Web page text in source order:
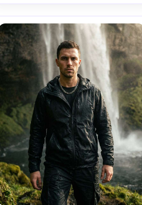
R5, 50mm f/1.2, encuadre medio
cuerpo, textura de piel
fotorrealista, gradación editorial de
color --ar 4:5